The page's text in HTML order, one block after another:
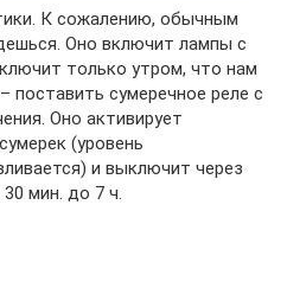
К сожалению, обычным
Оно включит лампы с
только утром, что нам
поставить сумеречное реле с
Оно активирует
(уровень
и выключит через
мин. до 7 ч.